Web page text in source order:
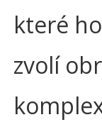
které
zvolí